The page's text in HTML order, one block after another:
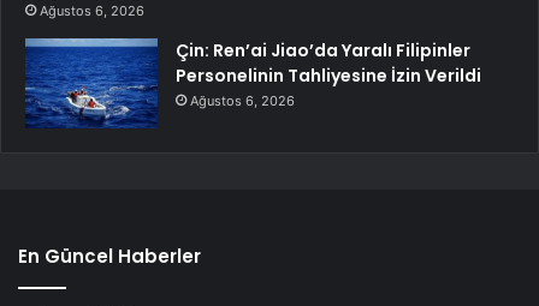
Ağustos 6, 2026
Çin: Ren’ai Jiao’da Yaralı Filipinler
Personelinin Tahliyesine İzin Verildi
Ağustos 6, 2026
En Güncel Haberler